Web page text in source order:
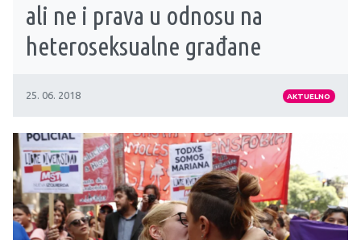
ali ne i prava u odnosu na
heteroseksualne građane
25. 06. 2018 AKTUELNO